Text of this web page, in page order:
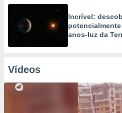
Incrível:
anos-luz da
Vídeos